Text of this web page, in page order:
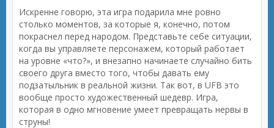
Искренне говорю, эта игра подарила мне ровно
столько моментов, за которые я, конечно, потом
покраснел перед народом. Представьте себе ситуации,
когда вы управляете персонажем, который работает
на уровне «что?», и внезапно начинаете случайно бить
своего друга вместо того, чтобы давать ему
подзатыльник в реальной жизни. Так вот, в UFB это
вообще просто художественный шедевр. Игра,
которая в одно мгновение умеет превращать нервы в
струны!